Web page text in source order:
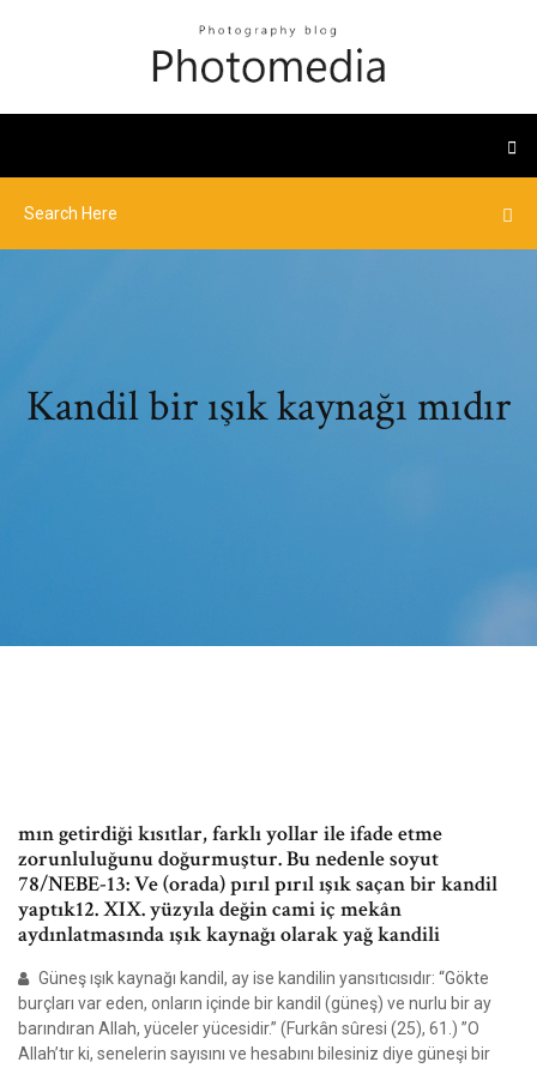
Kandil bir ışık kaynağı mıdır
mın getirdiği kısıtlar, farklı yollar ile ifade etme
zorunluluğunu doğurmuştur. Bu nedenle soyut
78/NEBE-13: Ve (orada) pırıl pırıl ışık saçan bir kandil
yaptık12. XIX. yüzyıla değin cami iç mekân
aydınlatmasında ışık kaynağı olarak yağ kandili
Güneş ışık kaynağı kandil, ay ise kandilin yansıtıcısıdır: “Gökte
burçları var eden, onların içinde bir kandil (güneş) ve nurlu bir ay
barındıran Allah, yüceler yücesidir.” (Furkân sûresi (25), 61.) ”O
Allah’tır ki, senelerin sayısını ve hesabını bilesiniz diye güneşi bir